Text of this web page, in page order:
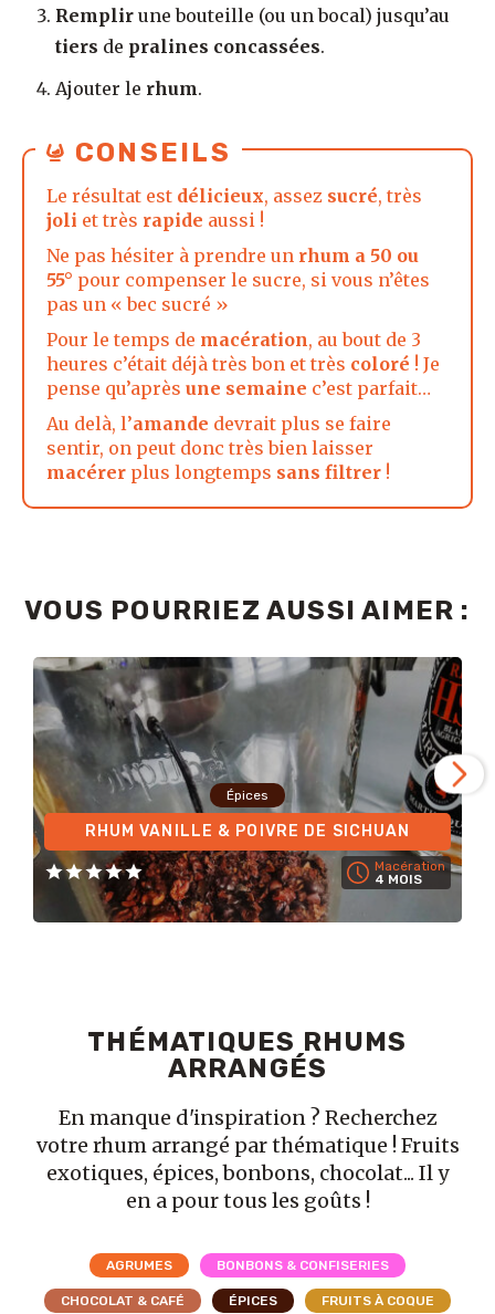
Remplir une bouteille (ou un bocal) jusqu’au
tiers de pralines concassées.
Ajouter le rhum.
CONSEILS
Le résultat est délicieux, assez sucré, très
joli et très rapide aussi !
Ne pas hésiter à prendre un rhum a 50 ou
55° pour compenser le sucre, si vous n’êtes
pas un « bec sucré »
Pour le temps de macération, au bout de 3
heures c’était déjà très bon et très coloré ! Je
pense qu’après une semaine c’est parfait…
Au delà, l’amande devrait plus se faire
sentir, on peut donc très bien laisser
macérer plus longtemps sans filtrer !
VOUS POURRIEZ AUSSI AIMER :
Épices
RHUM VANILLE & POIVRE DE SICHUAN
Macération
4 MOIS
THÉMATIQUES RHUMS
ARRANGÉS
En manque d'inspiration ? Recherchez
votre rhum arrangé par thématique ! Fruits
exotiques, épices, bonbons, chocolat... Il y
en a pour tous les goûts !
AGRUMES BONBONS & CONFISERIES
CHOCOLAT & CAFÉ ÉPICES FRUITS À COQUE